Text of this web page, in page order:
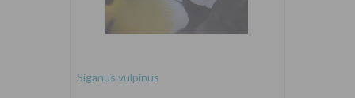
Siganus vulpinus